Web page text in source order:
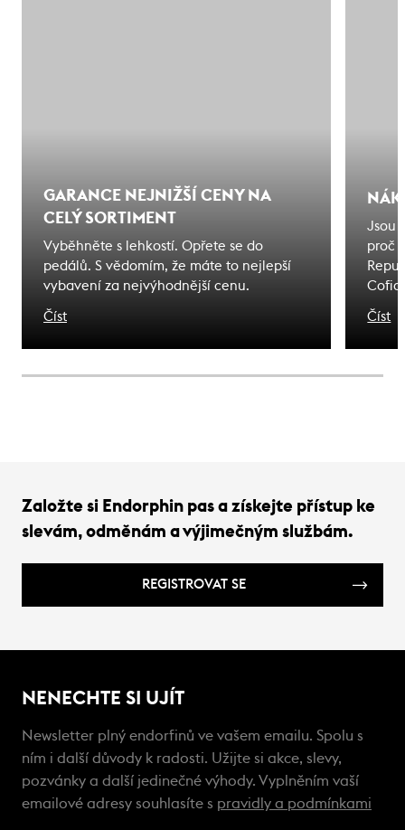
GARANCE NEJNIŽŠÍ CENY NA
CELÝ SORTIMENT
Vyběhněte s lehkostí. Opřete se do
pedálů. S vědomím, že máte to nejlepší
vybavení za nejvýhodnější cenu.
Číst
Jsou
proč
na
Číst
Založte si Endorphin pas a získejte přístup ke
slevám, odměnám a výjimečným službám.
REGISTROVAT SE
NENECHTE SI UJÍT
Newsletter plný endorfinů ve vašem emailu. Spolu s
ním i další důvody k radosti. Užijte si akce, slevy,
pozvánky a další jedinečné výhody. Vyplněním vaší
emailové adresy souhlasíte s pravidly a podmínkami